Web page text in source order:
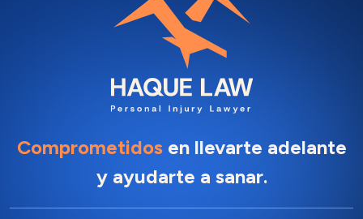
Comprometidosen llevarte adelante
y ayudarte a sanar.